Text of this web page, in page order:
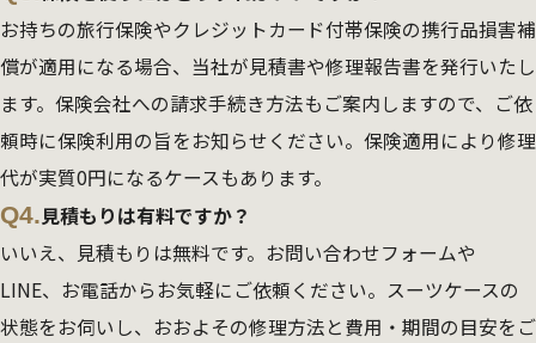
お持ちの旅行保険やクレジットカード付帯保険の携行品損害補
償が適用になる場合、当社が見積書や修理報告書を発行いたし
ます。保険会社への請求手続き方法もご案内しますので、ご依
頼時に保険利用の旨をお知らせください。保険適用により修理
代が実質0円になるケースもあります。
Q4.見積もりは有料ですか？
いいえ、見積もりは無料です。お問い合わせフォームや
LINE、お電話からお気軽にご依頼ください。スーツケースの
状態をお伺いし、おおよその修理方法と費用・期間の目安をご